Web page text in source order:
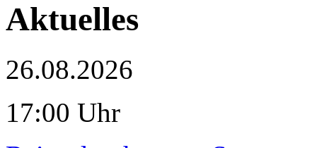
Aktuelles
26.08.2026
17:00 Uhr